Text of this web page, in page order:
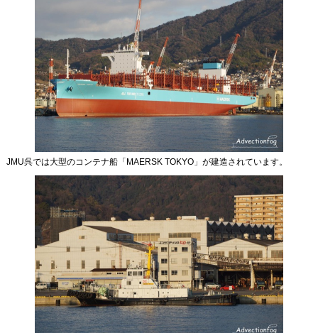
JMU呉では大型のコンテナ船「MAERSK TOKYO」が建造されています。